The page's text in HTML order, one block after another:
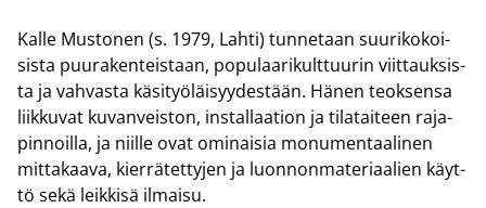
Kalle Mus­to­nen (s. 1979, Lahti) tun­ne­taan suu­ri­ko­koi­
sis­ta puu­ra­ken­teis­taan, po­pu­laa­ri­kult­tuu­rin viit­tauk­sis­
ta ja vah­vas­ta kä­si­työ­läi­syy­des­tään. Hänen teok­sen­sa
liik­ku­vat ku­van­veis­ton, ins­tal­laa­tion ja ti­la­tai­teen ra­ja­
pin­noil­la, ja niil­le ovat omi­nai­sia mo­nu­men­taa­li­nen
mit­ta­kaa­va, kier­rä­tet­ty­jen ja luon­non­ma­te­ri­aa­lien käyt­
tö sekä leik­ki­sä il­mai­su.